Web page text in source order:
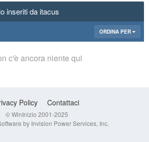
inseriti da itacus
ORDINA PER
c'è ancora niente qui
Policy Contattaci
© WinInizio 2001-2025
by Invision Power Services, Inc.